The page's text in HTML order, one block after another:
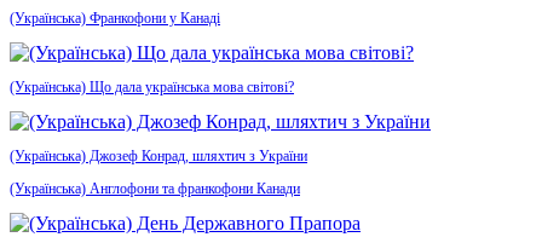
(Українська) Франкофони у Канаді
(Українська) Що дала українська мова світові?
(Українська) Джозеф Конрад, шляхтич з України
(Українська) Англофони та франкофони Канади